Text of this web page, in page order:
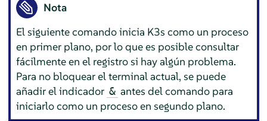
Nota
El siguiente comando inicia K3s como un proceso
en primer plano, por lo que es posible consultar
fácilmente en el registro si hay algún problema.
Para no bloquear el terminal actual, se puede
añadir el indicador & antes del comando para
iniciarlo como un proceso en segundo plano.